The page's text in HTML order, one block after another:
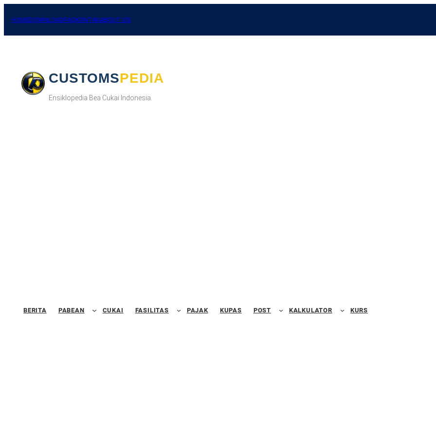
HOMEDOWNLOADFAQKONTAKABOUT US
CUSTOMSPEDIA
Ensiklopedia Bea Cukai Indonesia.
BERITA PABEAN CUKAI FASILITAS PAJAK KUPAS POST KALKULATOR KURS